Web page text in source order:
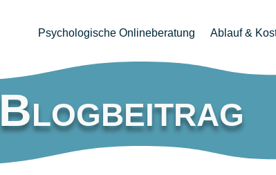
Psychologische Onlineberatung Ablauf &
Blogbeitrag